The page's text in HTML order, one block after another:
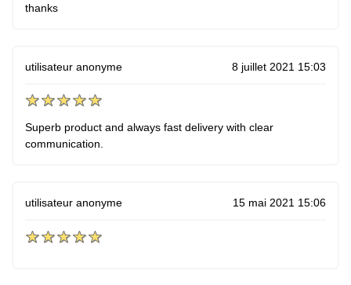
thanks
utilisateur anonyme 8 juillet 2021 15:03
Superb product and always fast delivery with clear
communication.
utilisateur anonyme 15 mai 2021 15:06